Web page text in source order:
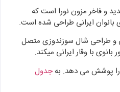
و فاخر مزون نورا است که
ایرانی طراحی شده است.
و طراحی شال سوزندوزی متصل
با وقار ایرانی میکند.
جدول